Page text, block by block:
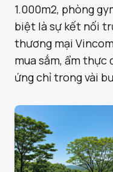
1.000m2, phòng
biệt là sự kết nối
thương mại
mua sắm, ẩm thực
ứng chỉ trong vài